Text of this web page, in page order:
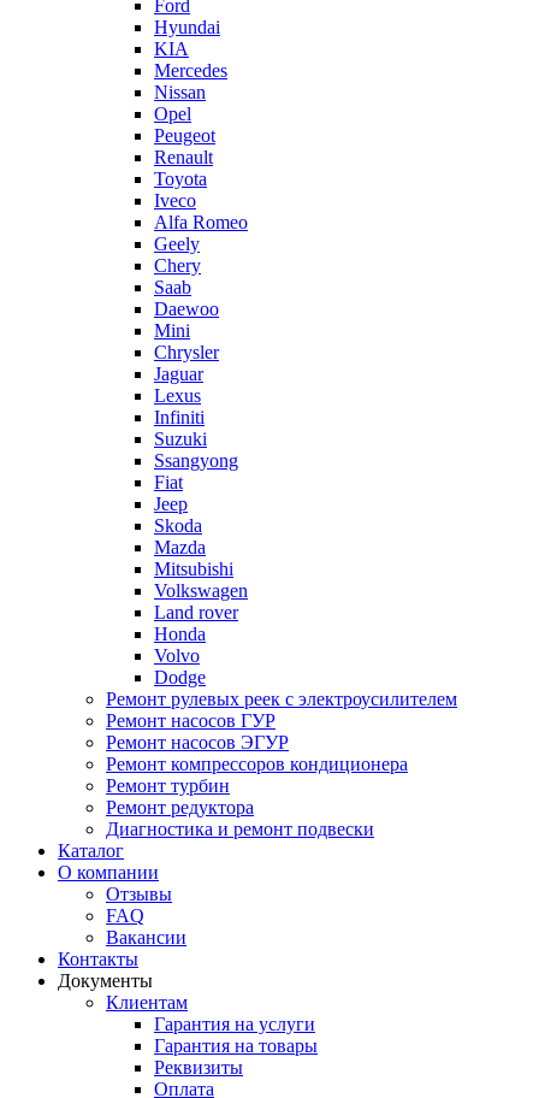
Ford
Hyundai
KIA
Mercedes
Nissan
Opel
Peugeot
Renault
Toyota
Iveco
Alfa Romeo
Geely
Chery
Saab
Daewoo
Mini
Chrysler
Jaguar
Lexus
Infiniti
Suzuki
Ssangyong
Fiat
Jeep
Skoda
Mazda
Mitsubishi
Volkswagen
Land rover
Honda
Volvo
Dodge
Ремонт рулевых реек с электроусилителем
Ремонт насосов ГУР
Ремонт насосов ЭГУР
Ремонт компрессоров кондиционера
Ремонт турбин
Ремонт редуктора
Диагностика и ремонт подвески
Каталог
О компании
Отзывы
FAQ
Вакансии
Контакты
Документы
Клиентам
Гарантия на услуги
Гарантия на товары
Реквизиты
Оплата